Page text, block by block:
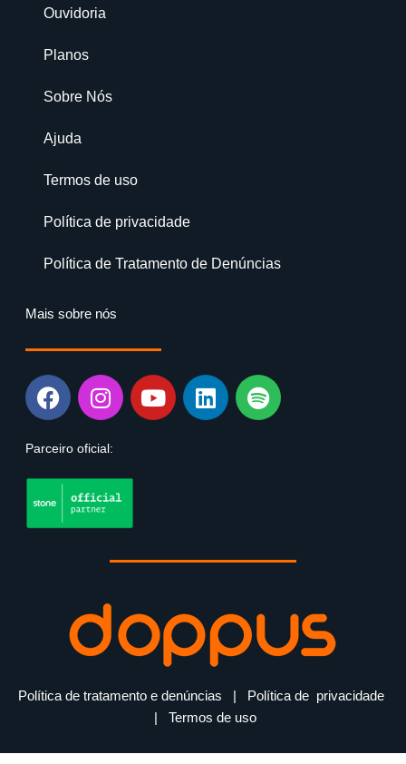
Ouvidoria
Planos
Sobre Nós
Ajuda
Termos de uso
Política de privacidade
Política de Tratamento de Denúncias
Mais sobre nós
Parceiro oficial:
Política de tratamento e denúncias | Política de privacidade
| Termos de uso